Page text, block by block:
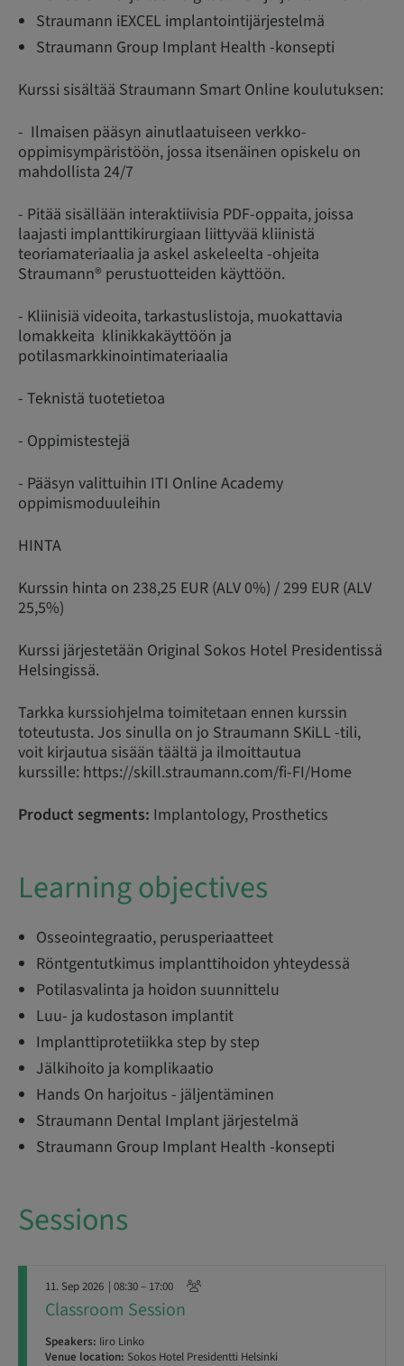
Straumann iEXCEL implantointijärjestelmä
Straumann Group Implant Health -konsepti
Kurssi sisältää Straumann Smart Online koulutuksen:
- Ilmaisen pääsyn ainutlaatuiseen verkko-
oppimisympäristöön, jossa itsenäinen opiskelu on
mahdollista 24/7
- Pitää sisällään interaktiivisia PDF-oppaita, joissa
laajasti implanttikirurgiaan liittyvää kliinistä
teoriamateriaalia ja askel askeleelta -ohjeita
Straumann® perustuotteiden käyttöön.
- Kliinisiä videoita, tarkastuslistoja, muokattavia
lomakkeita klinikkakäyttöön ja
potilasmarkkinointimateriaalia
- Teknistä tuotetietoa
- Oppimistestejä
- Pääsyn valittuihin ITI Online Academy
oppimismoduuleihin
HINTA
Kurssin hinta on 238,25 EUR (ALV 0%) / 299 EUR (ALV
25,5%)
Kurssi järjestetään Original Sokos Hotel Presidentissä
Helsingissä.
Tarkka kurssiohjelma toimitetaan ennen kurssin
toteutusta. Jos sinulla on jo Straumann SKiLL -tili,
voit kirjautua sisään täältä ja ilmoittautua
kurssille: https://skill.straumann.com/fi-FI/Home
Product segments: Implantology, Prosthetics
Learning objectives
Osseointegraatio, perusperiaatteet
Röntgentutkimus implanttihoidon yhteydessä
Potilasvalinta ja hoidon suunnittelu
Luu- ja kudostason implantit
Implanttiprotetiikka step by step
Jälkihoito ja komplikaatio
Hands On harjoitus - jäljentäminen
Straumann Dental Implant järjestelmä
Straumann Group Implant Health -konsepti
Sessions
11. Sep 2026 | 08:30 – 17:00
Classroom Session
Speakers: Iiro Linko
Venue location: Sokos Hotel Presidentti Helsinki